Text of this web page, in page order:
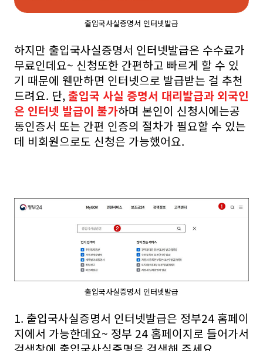
출입국사실증명서 인터넷발급
하지만 출입국사실증명서 인터넷발급은 수수료가
무료인데요~ 신청또한 간편하고 빠르게 할 수 있
기 때문에 웬만하면 인터넷으로 발급받는 걸 추천
드려요. 단,출입국 사실 증명서 대리발급과 외국인
은 인터넷 발급이 불가하며 본인이 신청시에는공
동인증서 또는 간편 인증의 절차가 필요할 수 있는
데 비회원으로도 신청은 가능했어요.
출입국사실증명서 인터넷발급
1. 출입국사실증명서 인터넷발급은 정부24 홈페이
지에서 가능한데요~ 정부 24 홈페이지로 들어가서